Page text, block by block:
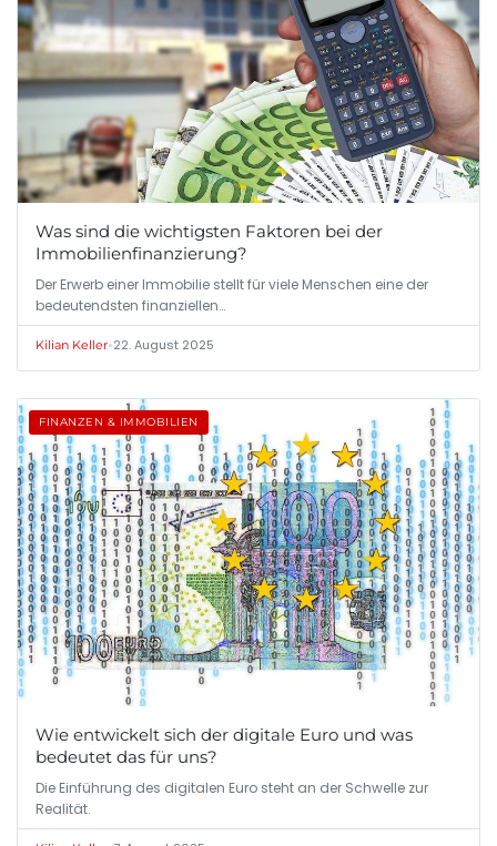
Was sind die wichtigsten Faktoren bei der
Immobilienfinanzierung?
Der Erwerb einer Immobilie stellt für viele Menschen eine der
bedeutendsten finanziellen…
Kilian Keller•22. August 2025
FINANZEN & IMMOBILIEN
Wie entwickelt sich der digitale Euro und was
bedeutet das für uns?
Die Einführung des digitalen Euro steht an der Schwelle zur
Realität.